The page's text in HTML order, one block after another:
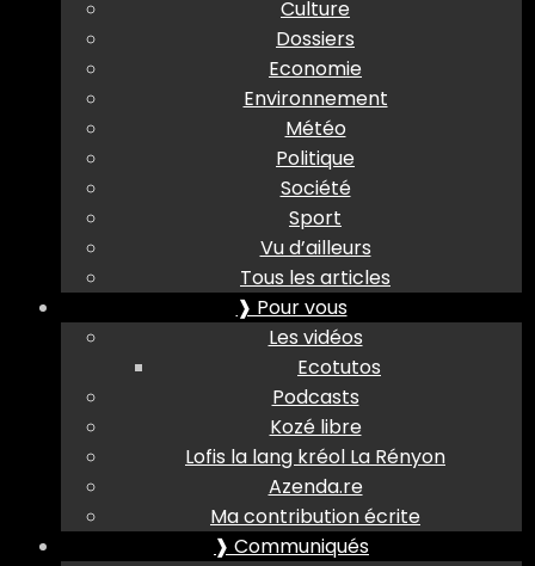
Culture
Dossiers
Economie
Environnement
Météo
Politique
Société
Sport
Vu d’ailleurs
Tous les articles
❱ Pour vous
Les vidéos
Ecotutos
Podcasts
Kozé libre
Lofis la lang kréol La Rényon
Azenda.re
Ma contribution écrite
❱ Communiqués